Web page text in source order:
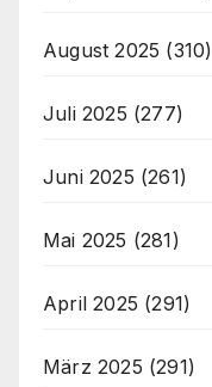
August 2025 (310)
Juli 2025 (277)
Juni 2025 (261)
Mai 2025 (281)
April 2025 (291)
März 2025 (291)